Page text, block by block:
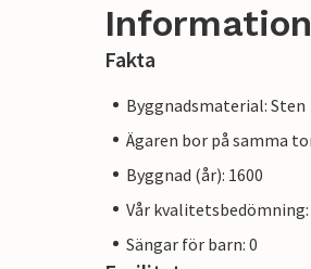
Fakta
Byggnadsmaterial: Sten
Ägaren bor på samma
Byggnad (år): 1600
Vår kvalitetsbedömning:
Sängar för barn: 0